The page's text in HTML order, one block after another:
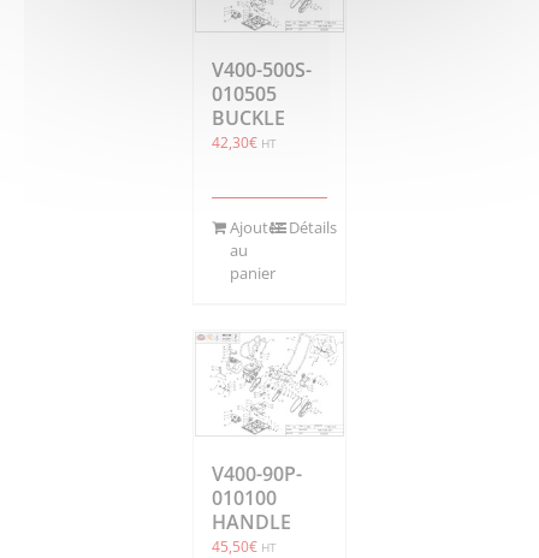
V400-500S-
010505
BUCKLE
42,30€ HT
Ajouter
au
panier
Détails
V400-90P-
010100
HANDLE
45,50€ HT